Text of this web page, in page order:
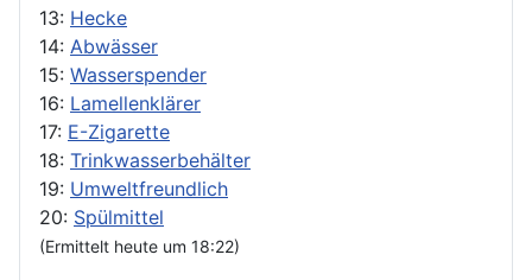
13: Hecke
14: Abwässer
15: Wasserspender
16: Lamellenklärer
17: E-Zigarette
18: Trinkwasserbehälter
19: Umweltfreundlich
20: Spülmittel
(Ermittelt heute um 18:22)